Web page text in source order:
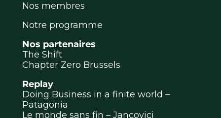
Nos membres
Notre programme
Nos partenaires
The Shift
Chapter Zero Brussels
Replay
Doing Business in a finite world –
Patagonia
Le monde sans fin – Jancovici